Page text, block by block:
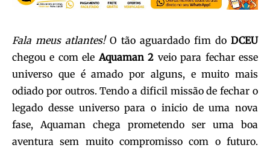
Fala meus atlantes!O tão aguardado fim do DCEU
chegou e com ele Aquaman 2 veio para fechar esse
universo que é amado por alguns, e muito mais
odiado por outros. Tendo a dificil missão de fechar o
legado desse universo para o inicio de uma nova
fase, Aquaman chega prometendo ser uma boa
aventura sem muito compromisso com o futuro.